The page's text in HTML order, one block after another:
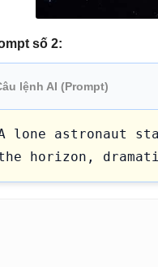
số 2:
lệnh AI (Prompt)
lone astronaut
horizon,